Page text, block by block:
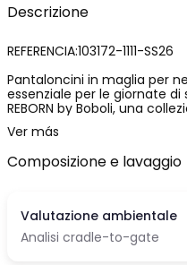
Descrizione
REFERENCIA:103172-1111-SS26
Pantaloncini in maglia per
essenziale per le giornate
REBORN by Boboli, una
riciclato post-consumo.
elasticizzata regolabile
vestibilità confortevole
fresco permette di abbinarli
Ver más
Composizione e lavaggio